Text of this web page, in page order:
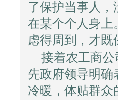
了保护当事人
在某个个人身上
虑得周到，才
接着农工商
先政府领导明确
冷暖，体贴群众